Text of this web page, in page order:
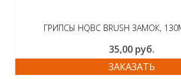
ГРИПСЫ HQBC BRUSH ЗАМОК,
35,00 руб.
ЗАКАЗАТЬ